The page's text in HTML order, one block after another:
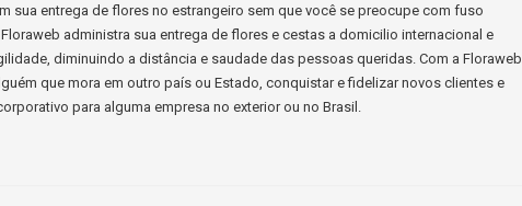
sua entrega de flores no estrangeiro sem que você se preocupe com fuso
administra sua entrega de flores e cestas a domicilio internacional e
diminuindo a distância e saudade das pessoas queridas. Com a Floraweb
que mora em outro país ou Estado, conquistar e fidelizar novos clientes e
para alguma empresa no exterior ou no Brasil.